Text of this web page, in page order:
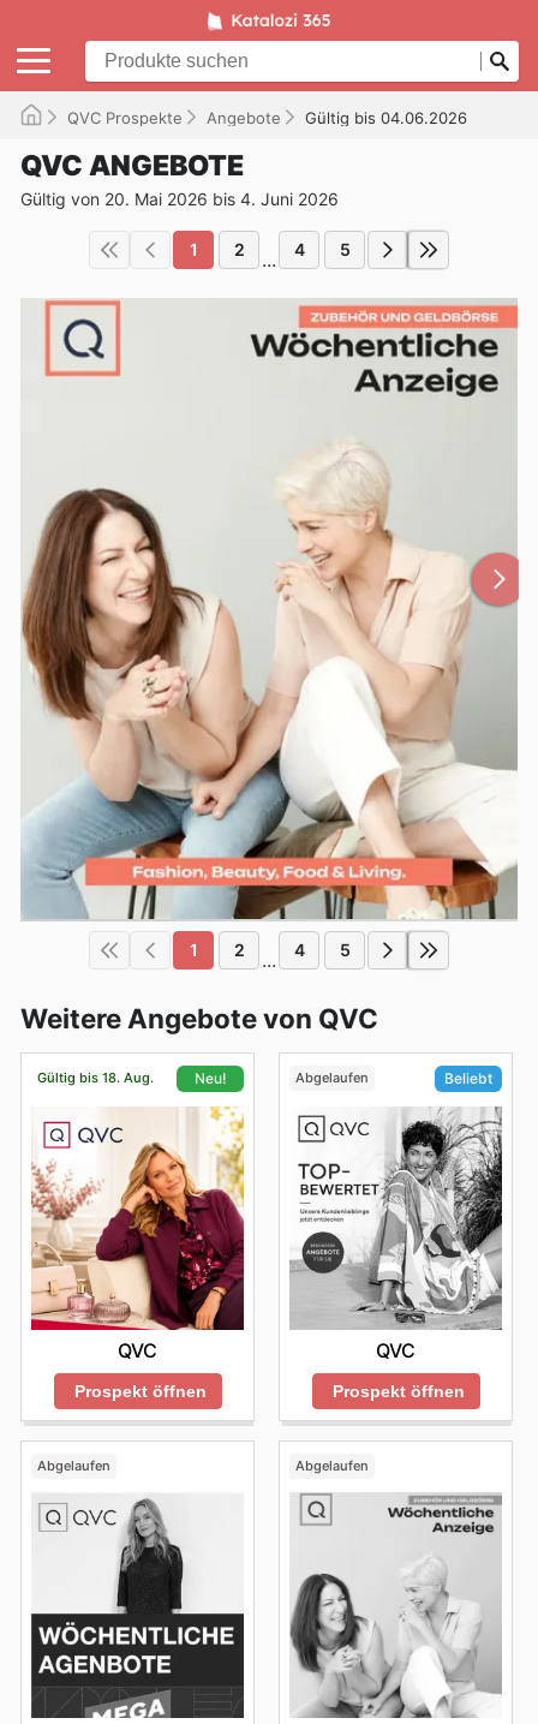
QVC Prospekte Angebote Gültig bis 04.06.2026
QVC ANGEBOTE
Gültig von 20. Mai 2026 bis 4. Juni 2026
1 2 ... 4 5
1 2 ... 4 5
Weitere Angebote von QVC
Gültig bis 18. Aug. Neu!
QVC
Prospekt öffnen
Abgelaufen Beliebt
QVC
Prospekt öffnen
Abgelaufen Abgelaufen